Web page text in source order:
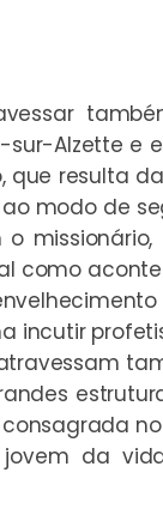
Alzette e
resulta
modo de
como
incutir
da